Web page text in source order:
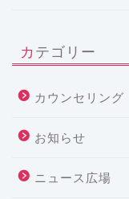
カテゴリー
カウンセリング
お知らせ
ニュース広場